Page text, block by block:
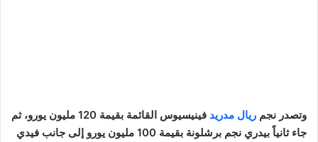
وتصدر نجم ريال مدريد
فينيسيوس القائمة بقيمة 120 مليون يورو، ثم
جاء ثانياً بيدري نجم برشلونة بقيمة 100 مليون يورو إلى جانب فيدي